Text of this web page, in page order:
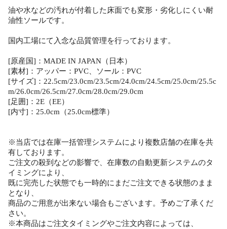
油や水などの汚れが付着した床面でも変形・劣化しにくい耐
油性ソールです。
国内工場にて入念な品質管理を行っております。
[原産国]：MADE IN JAPAN（日本）
[素材]：アッパー：PVC、ソール：PVC
[サイズ]：22.5cm/23.0cm/23.5cm/24.0cm/24.5cm/25.0cm/25.5c
m/26.0cm/26.5cm/27.0cm/28.0cm/29.0cm
[足囲]：2E（EE）
[内寸]：25.0cm（25.0cm標準）
※当店では在庫一括管理システムにより複数店舗の在庫を共
有しております。
ご注文の殺到などの影響で、在庫数の自動更新システムのタ
イミングにより、
既に完売した状態でも一時的にまだご注文できる状態のまま
となり、
商品のご用意が出来ない場合もございます。予めご了承くだ
さい。
※本商品はご注文タイミングやご注文内容によっては、